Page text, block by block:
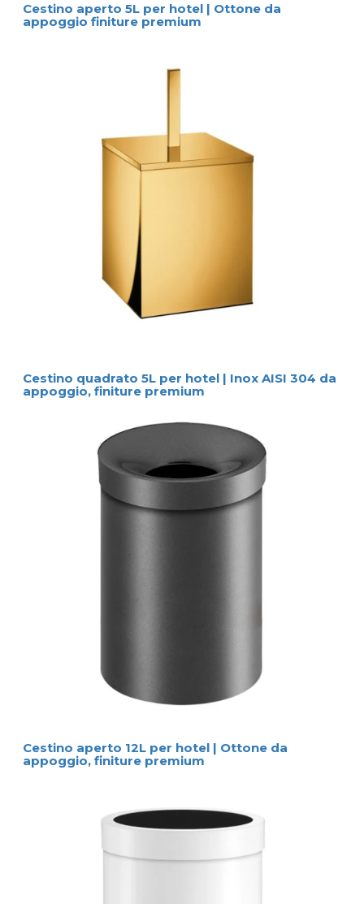
Cestino aperto 5L per hotel | Ottone da
appoggio finiture premium
Cestino quadrato 5L per hotel | Inox AISI 304 da
appoggio, finiture premium
Cestino aperto 12L per hotel | Ottone da
appoggio, finiture premium